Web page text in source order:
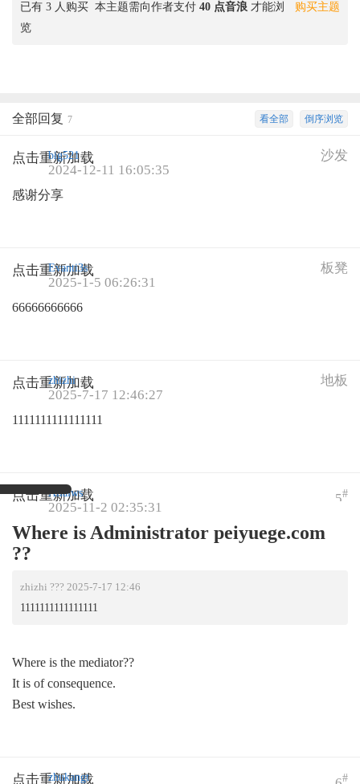
购买主题
已有 3 人购买 本主题需向作者支付 40 点音浪 才能浏
览
倒序浏览
看全部
全部回复 7
点击重新加载 沙发
big521
2024-12-11 16:05:35
感谢分享
点击重新加载 板凳
Evanti3s
2025-1-5 06:26:31
66666666666
点击重新加载 地板
zhizhi
2025-7-17 12:46:27
1111111111111111
点击重新加载 5#
Allaiws
2025-11-2 02:35:31
Where is Administrator peiyuege.com
??
zhizhi ??? 2025-7-17 12:46
1111111111111111
Where is the mediator??
It is of consequence.
Best wishes.
点击重新加载 #
zhukangt